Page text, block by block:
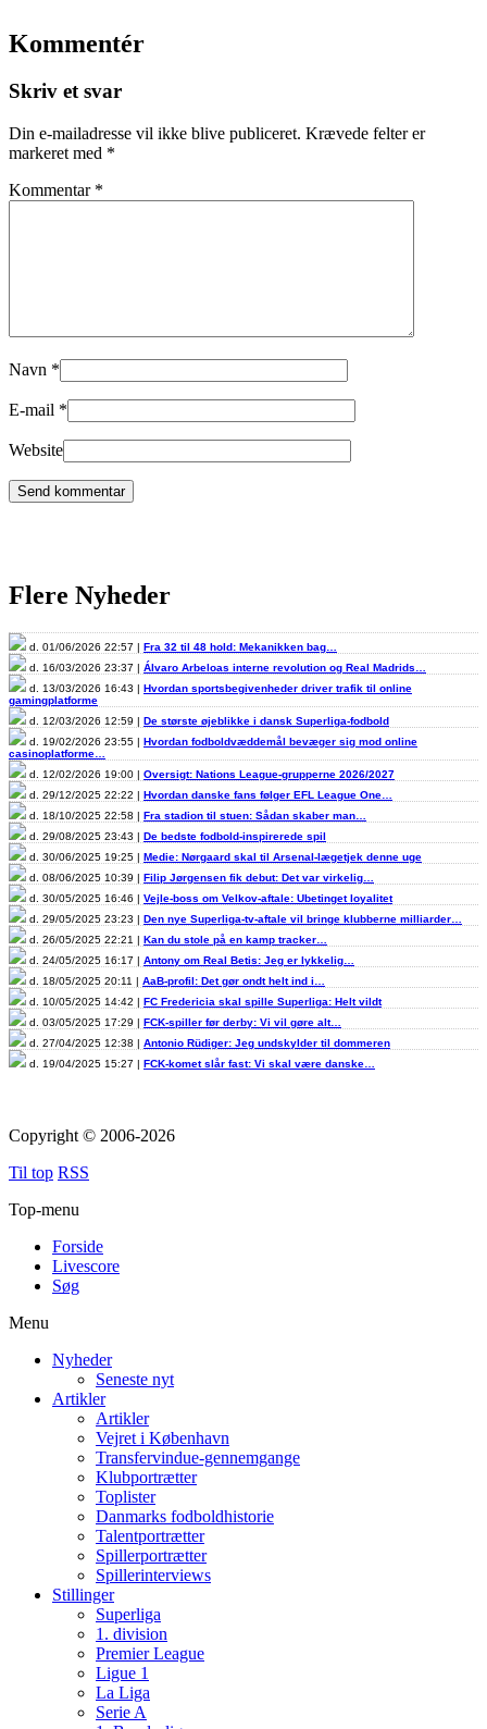
Kommentér
Skriv et svar
Din e-mailadresse vil ikke blive publiceret. Krævede felter er
markeret med *
Kommentar *
Navn *
E-mail *
Website
Flere Nyheder
d. 01/06/2026 22:57 | Fra 32 til 48 hold: Mekanikken bag…
d. 16/03/2026 23:37 | Álvaro Arbeloas interne revolution og Real Madrids…
d. 13/03/2026 16:43 | Hvordan sportsbegivenheder driver trafik til online
gamingplatforme
d. 12/03/2026 12:59 | De største øjeblikke i dansk Superliga-fodbold
d. 19/02/2026 23:55 | Hvordan fodboldvæddemål bevæger sig mod online
casinoplatforme…
d. 12/02/2026 19:00 | Oversigt: Nations League-grupperne 2026/2027
d. 29/12/2025 22:22 | Hvordan danske fans følger EFL League One…
d. 18/10/2025 22:58 | Fra stadion til stuen: Sådan skaber man…
d. 29/08/2025 23:43 | De bedste fodbold-inspirerede spil
d. 30/06/2025 19:25 | Medie: Nørgaard skal til Arsenal-lægetjek denne uge
d. 08/06/2025 10:39 | Filip Jørgensen fik debut: Det var virkelig…
d. 30/05/2025 16:46 | Vejle-boss om Velkov-aftale: Ubetinget loyalitet
d. 29/05/2025 23:23 | Den nye Superliga-tv-aftale vil bringe klubberne milliarder…
d. 26/05/2025 22:21 | Kan du stole på en kamp tracker…
d. 24/05/2025 16:17 | Antony om Real Betis: Jeg er lykkelig…
d. 18/05/2025 20:11 | AaB-profil: Det gør ondt helt ind i…
d. 10/05/2025 14:42 | FC Fredericia skal spille Superliga: Helt vildt
d. 03/05/2025 17:29 | FCK-spiller før derby: Vi vil gøre alt…
d. 27/04/2025 12:38 | Antonio Rüdiger: Jeg undskylder til dommeren
d. 19/04/2025 15:27 | FCK-komet slår fast: Vi skal være danske…
Copyright © 2006-2026
Til top RSS
Top-menu
Forside
Livescore
Søg
Menu
Nyheder
Seneste nyt
Artikler
Artikler
Vejret i København
Transfervindue-gennemgange
Klubportrætter
Toplister
Danmarks fodboldhistorie
Talentportrætter
Spillerportrætter
Spillerinterviews
Stillinger
Superliga
1. division
Premier League
Ligue 1
La Liga
Serie A